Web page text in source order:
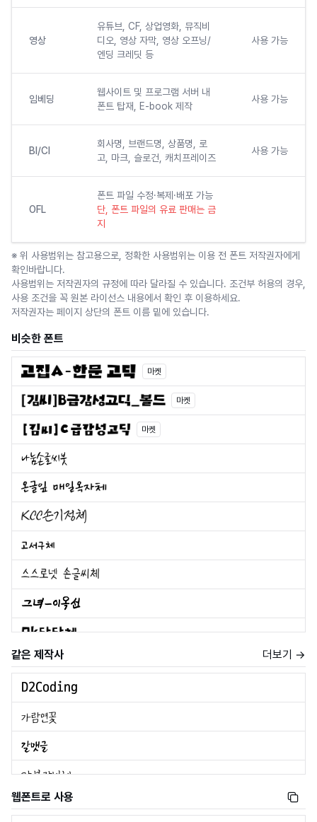
영상
유튜브, CF, 상업영화, 뮤직비
디오, 영상 자막, 영상 오프닝/
엔딩 크레딧 등
사용 가능
임베딩
웹사이트 및 프로그램 서버 내
폰트 탑재, E-book 제작
사용 가능
BI/CI
회사명, 브랜드명, 상품명, 로
고, 마크, 슬로건, 캐치프레이즈
사용 가능
OFL
폰트 파일 수정·복제·배포 가능
단, 폰트 파일의 유료 판매는 금
지
※ 위 사용범위는 참고용으로, 정확한 사용범위는 이용 전 폰트 저작권자에게
확인바랍니다.
사용범위는 저작권자의 규정에 따라 달라질 수 있습니다. 조건부 허용의 경우,
사용 조건을 꼭 원본 라이선스 내용에서 확인 후 이용하세요.
저작권자는 페이지 상단의 폰트 이름 밑에 있습니다.
비슷한 폰트
마켓
마켓
마켓
같은 제작사 더보기 →
웹폰트로 사용